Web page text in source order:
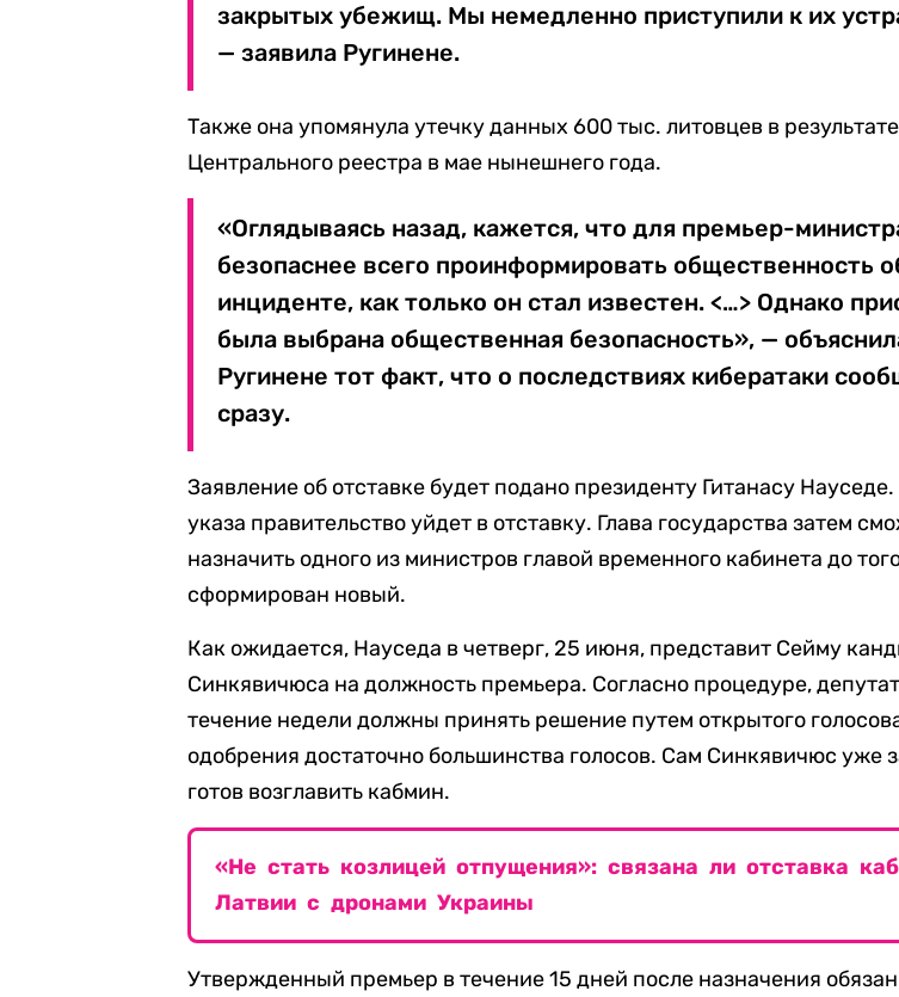
закрытых убежищ. Мы немедленно приступили к их
— заявила Ругинене.
Также она упомянула утечку данных 600 тыс. литовцев в
Центрального реестра в мае нынешнего года.
«Оглядываясь назад, кажется, что для премьер-
безопаснее всего проинформировать общественность
инциденте, как только он стал известен. <…> Однако
была выбрана общественная безопасность», —
Ругинене тот факт, что о последствиях кибератаки
сразу.
Заявление об отставке будет подано президенту Гитанасу
указа правительство уйдет в отставку. Глава государства затем
назначить одного из министров главой временного кабинета до
сформирован новый.
Как ожидается, Науседа в четверг, 25 июня, представит Сейму
Синкявичюса на должность премьера. Согласно процедуре,
течение недели должны принять решение путем открытого
одобрения достаточно большинства голосов. Сам Синкявичюс уже
готов возглавить кабмин.
«Не стать козлицей отпущения»: связана ли отставка
Латвии с дронами Украины
Утвержденный премьер в течение 15 дней после назначения обязан